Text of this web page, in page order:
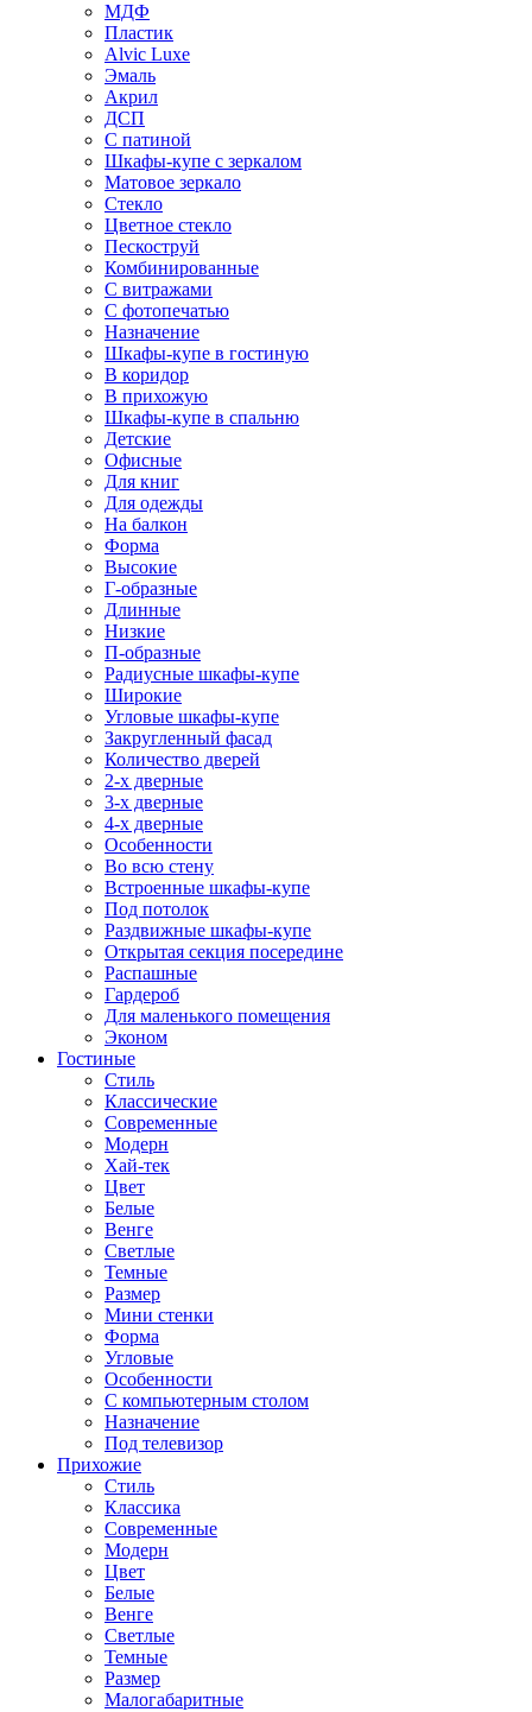
МДФ
Пластик
Alvic Luxe
Эмаль
Акрил
ДСП
С патиной
Шкафы-купе с зеркалом
Матовое зеркало
Стекло
Цветное стекло
Пескоструй
Комбинированные
С витражами
С фотопечатью
Назначение
Шкафы-купе в гостиную
В коридор
В прихожую
Шкафы-купе в спальню
Детские
Офисные
Для книг
Для одежды
На балкон
Форма
Высокие
Г-образные
Длинные
Низкие
П-образные
Радиусные шкафы-купе
Широкие
Угловые шкафы-купе
Закругленный фасад
Количество дверей
2-х дверные
3-х дверные
4-х дверные
Особенности
Во всю стену
Встроенные шкафы-купе
Под потолок
Раздвижные шкафы-купе
Открытая секция посередине
Распашные
Гардероб
Для маленького помещения
Эконом
Гостиные
Стиль
Классические
Современные
Модерн
Хай-тек
Цвет
Белые
Венге
Светлые
Темные
Размер
Мини стенки
Форма
Угловые
Особенности
С компьютерным столом
Назначение
Под телевизор
Прихожие
Стиль
Классика
Современные
Модерн
Цвет
Белые
Венге
Светлые
Темные
Размер
Малогабаритные